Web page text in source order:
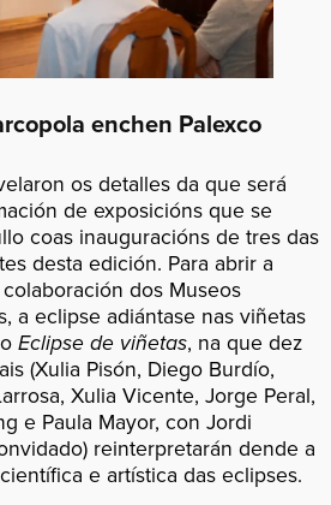
enchen Palexco
os detalles da que será
de exposicións que se
coas inauguracións de tres das
desta edición. Para abrir a
dos Museos
a eclipse adiántase nas viñetas
Eclipse de viñetas, na que dez
(Xulia Pisón, Diego Burdío,
Xulia Vicente, Jorge Peral,
e Paula Mayor, con Jordi
reinterpretarán dende a
e artística das eclipses.